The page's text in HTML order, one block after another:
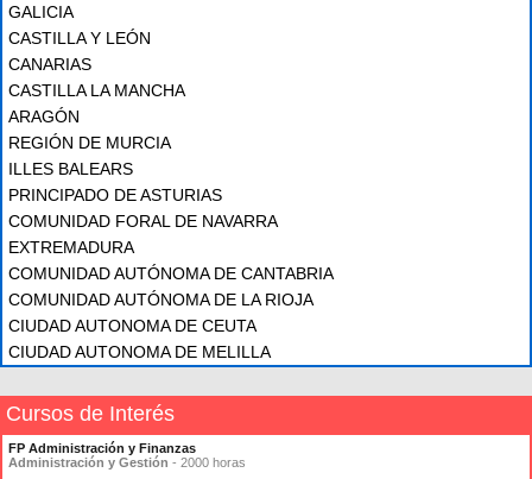
GALICIA
CASTILLA Y LEÓN
CANARIAS
CASTILLA LA MANCHA
ARAGÓN
REGIÓN DE MURCIA
ILLES BALEARS
PRINCIPADO DE ASTURIAS
COMUNIDAD FORAL DE NAVARRA
EXTREMADURA
COMUNIDAD AUTÓNOMA DE CANTABRIA
COMUNIDAD AUTÓNOMA DE LA RIOJA
CIUDAD AUTONOMA DE CEUTA
CIUDAD AUTONOMA DE MELILLA
Cursos de Interés
FP Administración y Finanzas
Administración y Gestión - 2000 horas